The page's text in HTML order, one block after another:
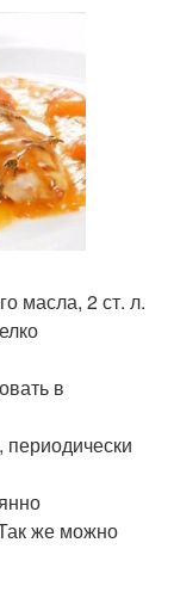
масла, 2 ст. л.
в
периодически
же можно